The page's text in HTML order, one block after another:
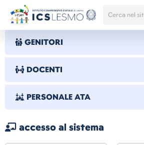
GENITORI
DOCENTI
PERSONALE ATA
accesso al sistema